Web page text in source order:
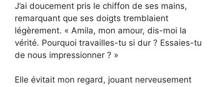
J’ai doucement pris le chiffon de ses mains,
remarquant que ses doigts tremblaient
légèrement. « Amila, mon amour, dis-moi la
vérité. Pourquoi travailles-tu si dur ? Essaies-tu
de nous impressionner ? »
Elle évitait mon regard, jouant nerveusement